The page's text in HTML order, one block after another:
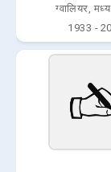
ग्वालियर,
1933 -